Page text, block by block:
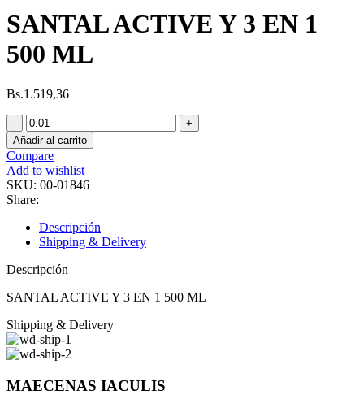
SANTAL ACTIVE Y 3 EN 1
500 ML
Bs.1.519,36
SANTAL
ACTIVE
Y
3
EN
1
500
ML
cantidad
Añadir al carrito
Compare
Add to wishlist
SKU: 00-01846
Share:
Descripción
Shipping & Delivery
Descripción
SANTAL ACTIVE Y 3 EN 1 500 ML
Shipping & Delivery
MAECENAS IACULIS